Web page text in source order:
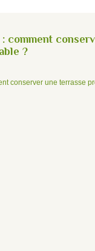
comment
?